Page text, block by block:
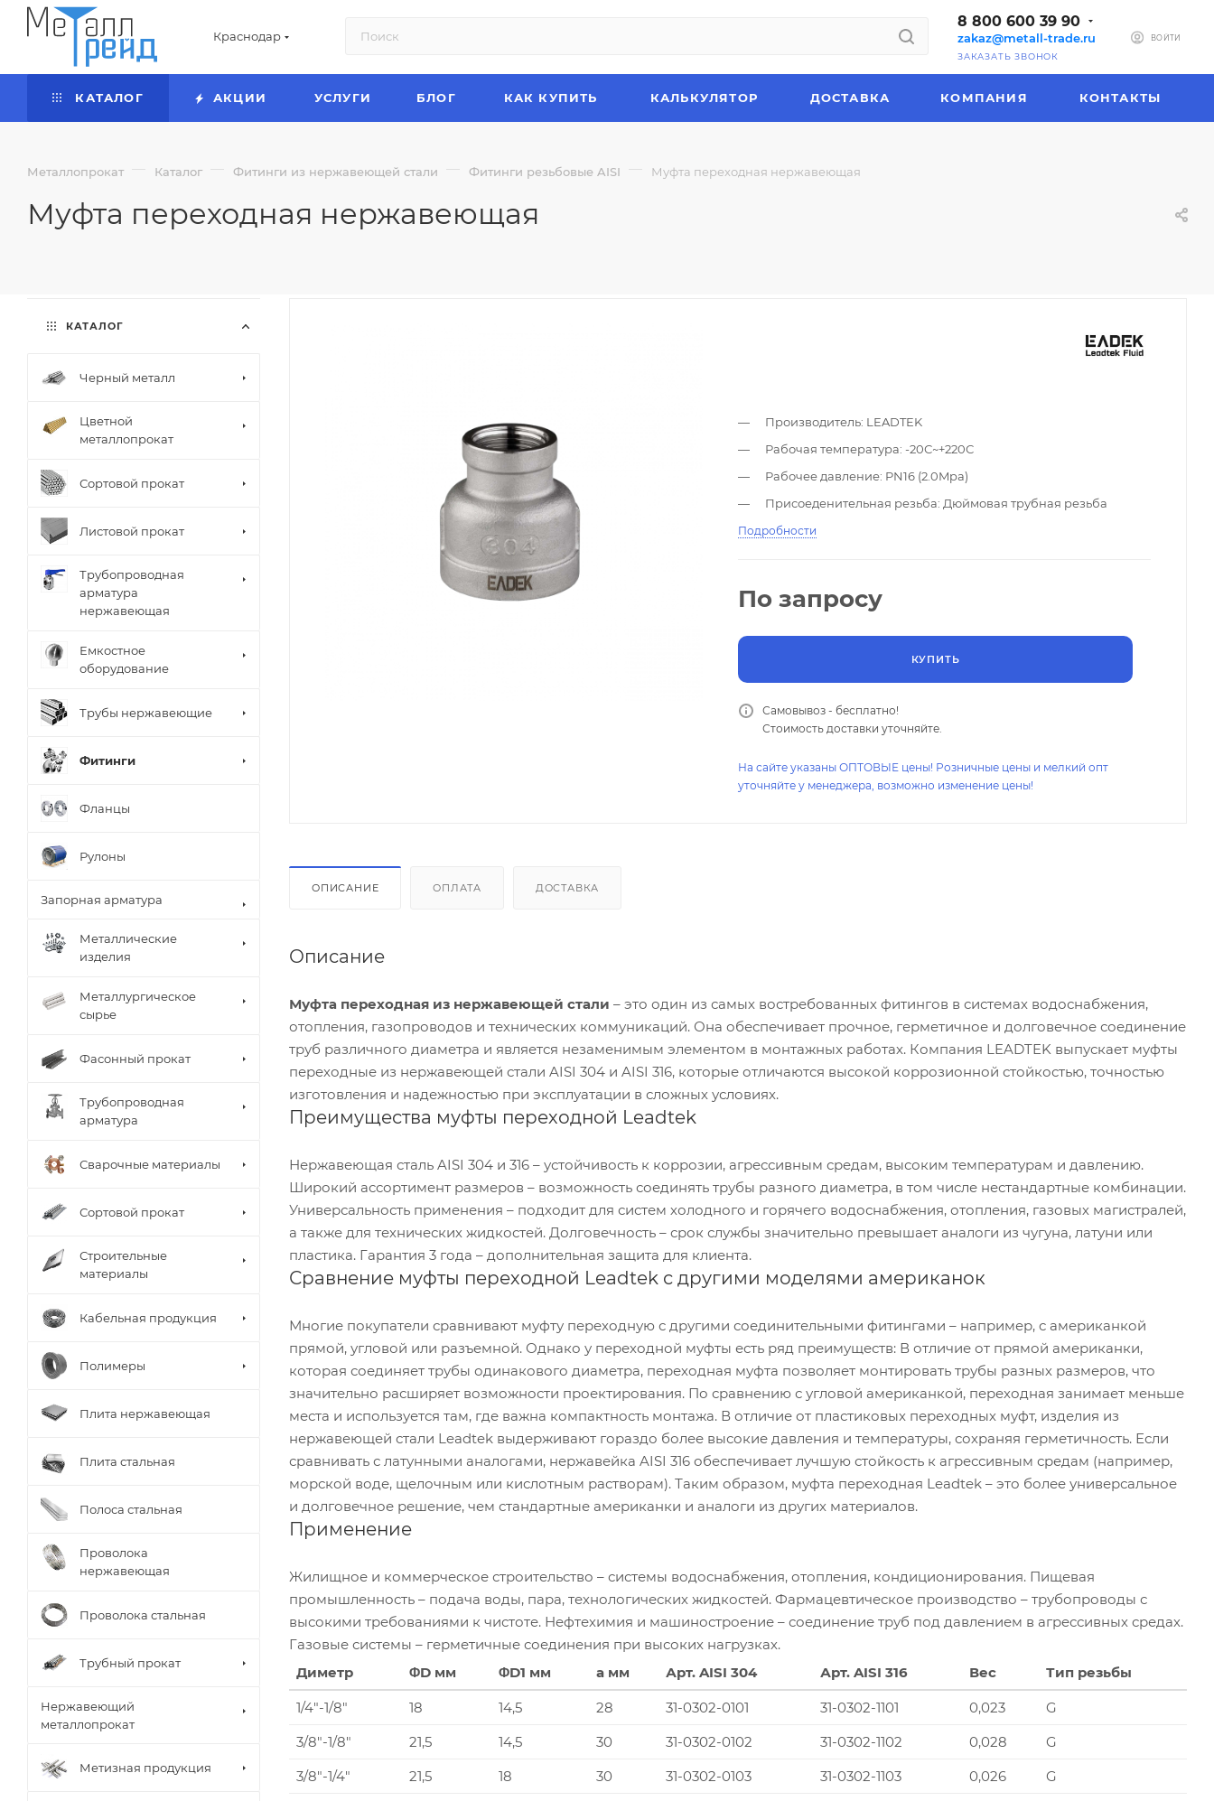
Краснодар
8 800 600 39 90
zakaz@metall-trade.ru
ЗАКАЗАТЬ ЗВОНОК
ВОЙТИ
КАТАЛОГ АКЦИИ УСЛУГИ БЛОГ КАК КУПИТЬ КАЛЬКУЛЯТОР ДОСТАВКА КОМПАНИЯ КОНТАКТЫ
Металлопрокат — Каталог — Фитинги из нержавеющей стали — Фитинги резьбовые AISI — Муфта переходная нержавеющая
Муфта переходная нержавеющая
Производитель: LEADTEK
Рабочая температура: -20С~+220С
Рабочее давление: PN16 (2.0Mpa)
Присоеденительная резьба: Дюймовая трубная резьба
Рабочая среда: Пар, газ, вода, технические жидкости
Подробности
По запросу
КУПИТЬ
Самовывоз - бесплатно!
Стоимость доставки уточняйте.
На сайте указаны ОПТОВЫЕ цены! Розничные цены и мелкий опт
уточняйте у менеджера, возможно изменение цены!
ОПИСАНИЕ ОПЛАТА ДОСТАВКА
Описание
Муфта переходная из нержавеющей стали – это один из самых востребованных фитингов в системах водоснабжения,
отопления, газопроводов и технических коммуникаций. Она обеспечивает прочное, герметичное и долговечное соединение
труб различного диаметра и является незаменимым элементом в монтажных работах. Компания LEADTEK выпускает муфты
переходные из нержавеющей стали AISI 304 и AISI 316, которые отличаются высокой коррозионной стойкостью, точностью
изготовления и надежностью при эксплуатации в сложных условиях.
Преимущества муфты переходной Leadtek
Нержавеющая сталь AISI 304 и 316 – устойчивость к коррозии, агрессивным средам, высоким температурам и давлению.
Широкий ассортимент размеров – возможность соединять трубы разного диаметра, в том числе нестандартные комбинации.
Универсальность применения – подходит для систем холодного и горячего водоснабжения, отопления, газовых магистралей,
а также для технических жидкостей. Долговечность – срок службы значительно превышает аналоги из чугуна, латуни или
пластика. Гарантия 3 года – дополнительная защита для клиента.
Сравнение муфты переходной Leadtek с другими моделями американок
Многие покупатели сравнивают муфту переходную с другими соединительными фитингами – например, с американкой
прямой, угловой или разъемной. Однако у переходной муфты есть ряд преимуществ: В отличие от прямой американки,
которая соединяет трубы одинакового диаметра, переходная муфта позволяет монтировать трубы разных размеров, что
значительно расширяет возможности проектирования. По сравнению с угловой американкой, переходная занимает меньше
места и используется там, где важна компактность монтажа. В отличие от пластиковых переходных муфт, изделия из
нержавеющей стали Leadtek выдерживают гораздо более высокие давления и температуры, сохраняя герметичность. Если
сравнивать с латунными аналогами, нержавейка AISI 316 обеспечивает лучшую стойкость к агрессивным средам (например,
морской воде, щелочным или кислотным растворам). Таким образом, муфта переходная Leadtek – это более универсальное
и долговечное решение, чем стандартные американки и аналоги из других материалов.
Применение
Жилищное и коммерческое строительство – системы водоснабжения, отопления, кондиционирования. Пищевая
промышленность – подача воды, пара, технологических жидкостей. Фармацевтическое производство – трубопроводы с
высокими требованиями к чистоте. Нефтехимия и машиностроение – соединение труб под давлением в агрессивных средах.
Газовые системы – герметичные соединения при высоких нагрузках.
Диметр
ΦD мм ΦD1 мм a мм Арт. AISI 304 Арт. AISI 316 Вес Тип резьбы
1/4"-1/8" 18 14,5 28 31-0302-0101 31-0302-1101 0,023
G
3/8"-1/8"
21,5 14,5 30 31-0302-0102 31-0302-1102 0,028
G
3/8"-1/4"
21,5 18 30 31-0302-0103 31-0302-1103 0,026
G
КАТАЛОГ
Черный металл
Цветной
металлопрокат
Сортовой прокат
Листовой прокат
Трубопроводная
арматура
нержавеющая
Емкостное
оборудование
Трубы нержавеющие
Фитинги
Фланцы
Рулоны
Запорная арматура
Металлические
изделия
Металлургическое
сырье
Фасонный прокат
Трубопроводная
арматура
Сварочные материалы
Сортовой прокат
Строительные
материалы
Кабельная продукция
Полимеры
Плита нержавеющая
Плита стальная
Полоса стальная
Проволока
нержавеющая
Проволока стальная
Трубный прокат
Нержавеющий
металлопрокат
Метизная продукция